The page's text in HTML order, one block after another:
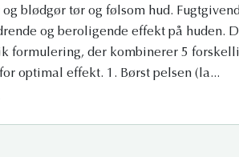
og blødgør tør og følsom hud.
og beroligende effekt på huden.
formulering, der kombinerer 5
optimal effekt. 1. Børst pelsen (la...